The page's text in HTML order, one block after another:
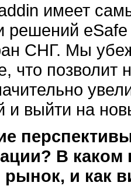
имеет
решений eSafe
СНГ. Мы
что позволит
и выйти на
В каком
рынок, и как